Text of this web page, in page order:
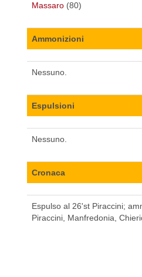
Massaro (80)
Ammonizioni
Nessuno.
Espulsioni
Nessuno.
Cronaca
Espulso al 26'st Piraccini;
Piraccini, Manfredonia,